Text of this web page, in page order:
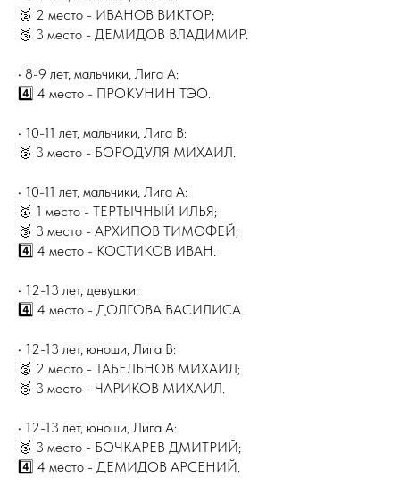
🥈 2 место - ИВАНОВ ВИКТОР;
🥉 3 место - ДЕМИДОВ ВЛАДИМИР.
• 8-9 лет, мальчики, Лига А:
4️⃣ 4 место - ПРОКУНИН ТЭО.
• 10-11 лет, мальчики, Лига В:
🥉 3 место - БОРОДУЛЯ МИХАИЛ.
• 10-11 лет, мальчики, Лига А:
🥇 1 место - ТЕРТЫЧНЫЙ ИЛЬЯ;
🥉 3 место - АРХИПОВ ТИМОФЕЙ;
4️⃣ 4 место - КОСТИКОВ ИВАН.
• 12-13 лет, девушки:
4️⃣ 4 место - ДОЛГОВА ВАСИЛИСА.
• 12-13 лет, юноши, Лига В:
🥈 2 место - ТАБЕЛЬНОВ МИХАИЛ;
🥉 3 место - ЧАРИКОВ МИХАИЛ.
• 12-13 лет, юноши, Лига А:
🥉 3 место - БОЧКАРЕВ ДМИТРИЙ;
4️⃣ 4 место - ДЕМИДОВ АРСЕНИЙ.